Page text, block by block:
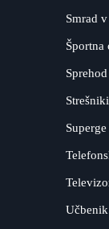
Smrad
Športna
Sprehod
Strešniki
Superge
Učbenik